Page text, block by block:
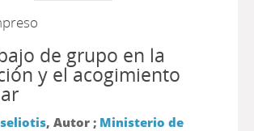
de grupo en la
y el acogimiento
, Autor ; Ministerio de